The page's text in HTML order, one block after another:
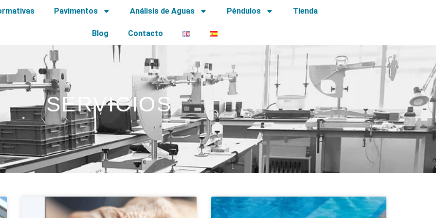
Pavimentos Análisis de Aguas Péndulos Tienda
Blog Contacto
SERVICIOS